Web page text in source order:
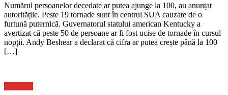
Numărul persoanelor decedate ar putea ajunge la 100, au anunțat
autoritățile. Peste 19 tornade sunt în centrul SUA cauzate de o
furtună puternică. Guvernatorul statului american Kentucky a
avertizat că peste 50 de persoane ar fi fost ucise de tornade în cursul
nopții. Andy Beshear a declarat că cifra ar putea crește până la 100
[…]